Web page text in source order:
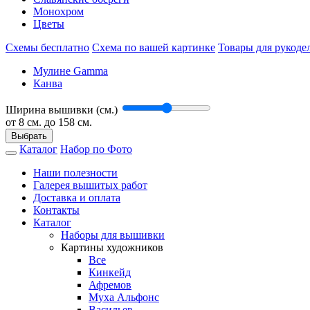
Монохром
Цветы
Схемы бесплатно Схема по вашей картинке Товары для
Мулине Gamma
Канва
Ширина вышивки (см.)
от 8 см. до 158 см.
Выбрать
Каталог Набор по Фото
Наши полезности
Галерея вышитых работ
Доставка и оплата
Контакты
Каталог
Наборы для вышивки
Картины художников
Все
Кинкейд
Афремов
Муха Альфонс